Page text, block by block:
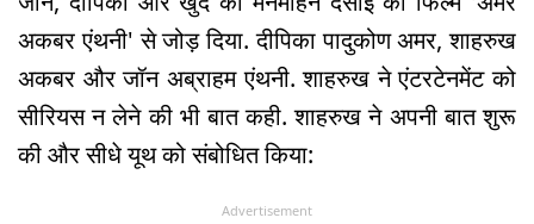
अकबर एंथनी' से जोड़ दिया. दीपिका पादुकोण अमर, शाहरुख
अकबर और जॉन अब्राहम एंथनी. शाहरुख ने एंटरटेनमेंट को
सीरियस न लेने की भी बात कही. शाहरुख ने अपनी बात शुरू
की और सीधे यूथ को संबोधित किया:
Advertisement